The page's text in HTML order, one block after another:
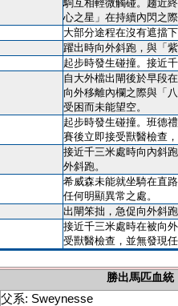
駒互相輕微觸碰。趨近
心之星」在持續內閃之
大部分途程在沒有遮擋
躍出時向外斜跑，與「
起步時發生碰撞。接近
自大外檔出閘後於早段
向外移離內欄之際與「
受困而未能望空。
起步時發生碰撞。班德
賽後立即接受獸醫檢查
接近千三米處時向內斜
外斜跑。
希威森未能就坐騎在直
任何明顯異常之處。
出閘笨拙，急促向外斜
接近千三米處時在被向
受獸醫檢查，並無發現
勝出馬匹血統
父系: Sweynesse